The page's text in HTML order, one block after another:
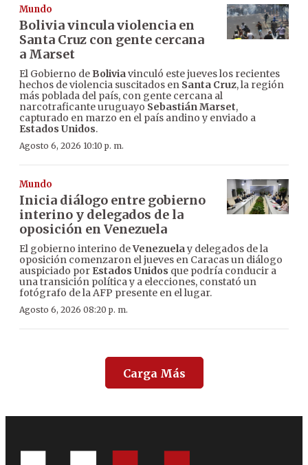
Mundo
Bolivia vincula violencia en
Santa Cruz con gente cercana
a Marset
El Gobierno de Boliviavinculó este jueves los recientes
hechos de violencia suscitados en Santa Cruz, la región
más poblada del país, con gente cercana al
narcotraficante uruguayo Sebastián Marset,
capturado en marzo en el país andino y enviado a
Estados Unidos.
Agosto 6, 2026 10:10 p. m.
Mundo
Inicia diálogo entre gobierno
interino y delegados de la
oposición en Venezuela
El gobierno interino deVenezuelay delegados de la
oposición comenzaron el jueves en Caracas un diálogo
auspiciado por Estados Unidos que podría conducir a
una transición política y a elecciones, constató un
fotógrafo de la AFP presente en el lugar.
Agosto 6, 2026 08:20 p. m.
Carga Más